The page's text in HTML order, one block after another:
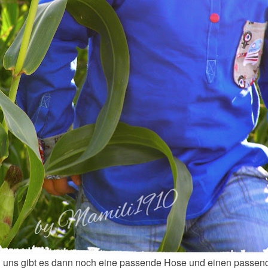
uns gibt es dann noch eine passende Hose und einen